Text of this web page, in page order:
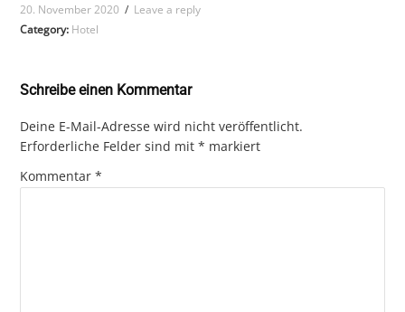
20. November 2020
Category: Hotel
/ Leave a reply
Schreibe einen Kommentar
Deine E-Mail-Adresse wird nicht veröffentlicht.
Erforderliche Felder sind mit* markiert
Kommentar*